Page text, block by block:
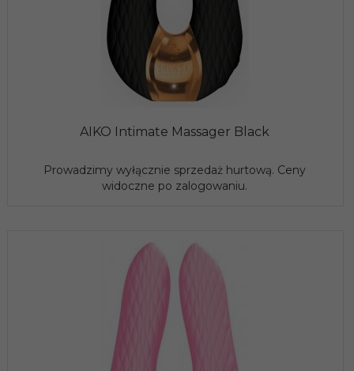
AIKO Intimate Massager Black
Prowadzimy wyłącznie sprzedaż hurtową. Ceny
widoczne po zalogowaniu.